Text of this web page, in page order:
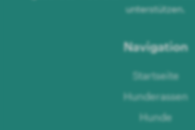
unterstützen.
Navigation
Startseite
Hunderassen
Hunde